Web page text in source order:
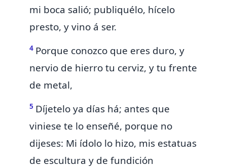
mi boca salió; publiquélo, hícelo
presto, y vino á ser.
4 Porque conozco que eres duro, y
nervio de hierro tu cerviz, y tu frente
de metal,
5 Díjetelo ya días há; antes que
viniese te lo enseñé, porque no
dijeses: Mi ídolo lo hizo, mis estatuas
de escultura y de fundición